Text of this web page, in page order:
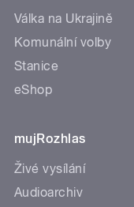
Válka na Ukrajině
Komunální volby
Stanice
eShop
mujRozhlas
Živé vysílání
Audioarchiv